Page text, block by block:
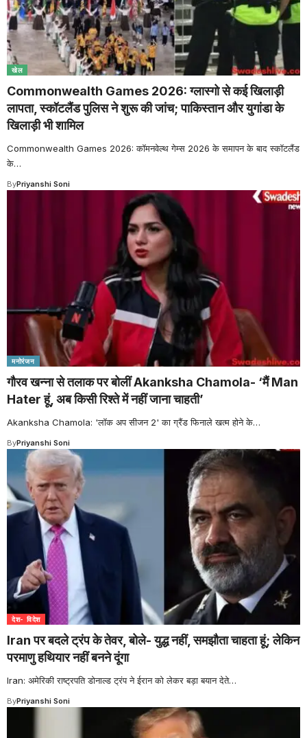
खेल
Commonwealth Games 2026: ग्लास्गो से कई खिलाड़ी
लापता, स्कॉटलैंड पुलिस ने शुरू की जांच; पाकिस्तान और युगांडा के
खिलाड़ी भी शामिल
Commonwealth Games 2026: कॉमनवेल्थ गेम्स 2026 के समापन के बाद स्कॉटलैंड
के…
ByPriyanshi Soni
मनोरंजन
गौरव खन्ना से तलाक पर बोलीं Akanksha Chamola- ‘मैं Man
Hater हूं, अब किसी रिश्ते में नहीं जाना चाहती’
Akanksha Chamola: 'लॉक अप सीजन 2' का ग्रैंड फिनाले खत्म होने के…
ByPriyanshi Soni
देश- विदेश
Iran पर बदले ट्रंप के तेवर, बोले- युद्ध नहीं, समझौता चाहता हूं; लेकिन
परमाणु हथियार नहीं बनने दूंगा
Iran: अमेरिकी राष्ट्रपति डोनाल्ड ट्रंप ने ईरान को लेकर बड़ा बयान देते…
ByPriyanshi Soni